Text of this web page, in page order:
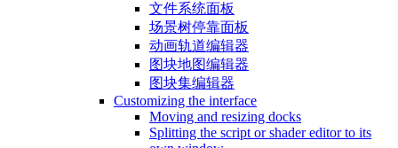
文件系统面板
场景树停靠面板
动画轨道编辑器
图块地图编辑器
图块集编辑器
Customizing the interface
Moving and resizing docks
Splitting the script or shader editor to its